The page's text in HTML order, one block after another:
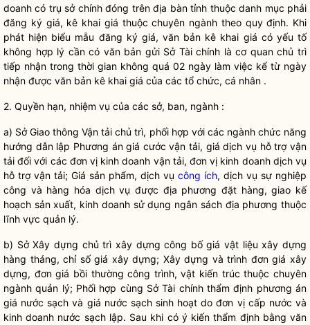
doanh có trụ sở chính đóng trênđịa bàntỉnh thuộc danh mục phải
đăng ký giá, kê khai giá thuộc chuyên ngành theo quy định. Khi
phát hiện biểu mẫu đăng ký giá, văn bản kê khai giá có yếu tố
không hợp lý cần có văn bản gửi Sở Tài chính là cơ quan chủ trì
tiếp nhận trong thời gian không quá 02 ngày làm việc kể từ ngày
nhận được văn bản kê khai giá của các tổ chức, cá nhân .
2. Quyền hạn, nhiệm vụ của các sở, ban, ngành :
a) Sở Giao thông Vận tải chủ trì, phối hợp với các ngành chức năng
hướng dẫn lập Phương án giá cước vận tải, giádịch vụ hỗ trợ vận
tải đối với các đơn vị kinh doanh vận tải, đơn vị kinh doanh dịch vụ
hỗ trợ vận tải; Giá sản phẩm, dịch vụ công ích, dịch vụ sự nghiệp
công và hàng hóa dịch vụ được địa phương đặt hàng, giao kế
hoạch sản xuất, kinh doanh sử dụng ngân sách địa phương thuộc
lĩnh vực quản lý.
b) Sở Xây dựng chủ trì xây dựng công bố giá vật liệu xây dựng
hàng tháng, chỉ số giá xây dựng; Xây dựng và trình đơn giá xây
dựng, đơn giá bồi thường công trình, vật kiến trúc thuộc chuyên
ngành quản lý; Phối hợp cùng Sở Tài chính thẩm định phương án
giá nước sạch và giá nước sạch sinh hoạt do đơn vị cấp nước và
kinh doanh nước sạch lập. Sau khi có ý kiến thẩm định bằng văn